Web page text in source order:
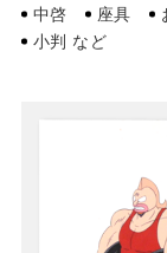
中啓
座具
小判